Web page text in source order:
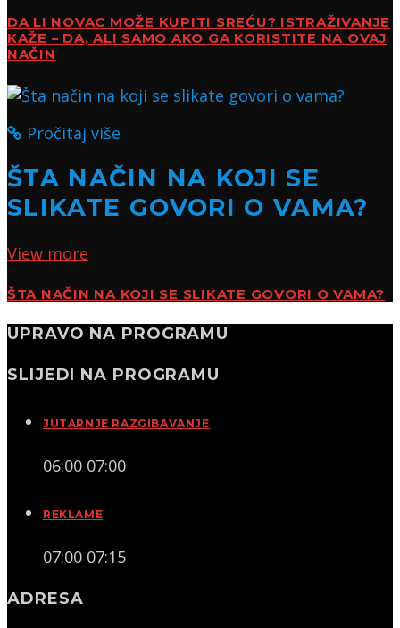
DA LI NOVAC MOŽE KUPITI SREĆU? ISTRAŽIVANJE
KAŽE – DA, ALI SAMO AKO GA KORISTITE NA OVAJ
NAČIN
Pročitaj više
ŠTA NAČIN NA KOJI SE
SLIKATE GOVORI O VAMA?
View more
ŠTA NAČIN NA KOJI SE SLIKATE GOVORI O VAMA?
UPRAVO NA PROGRAMU
SLIJEDI NA PROGRAMU
JUTARNJE RAZGIBAVANJE
06:00 07:00
REKLAME
07:00 07:15
ADRESA